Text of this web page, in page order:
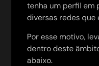
tenha um perfil em
diversas redes que
Por esse motivo,
dentro deste
abaixo.